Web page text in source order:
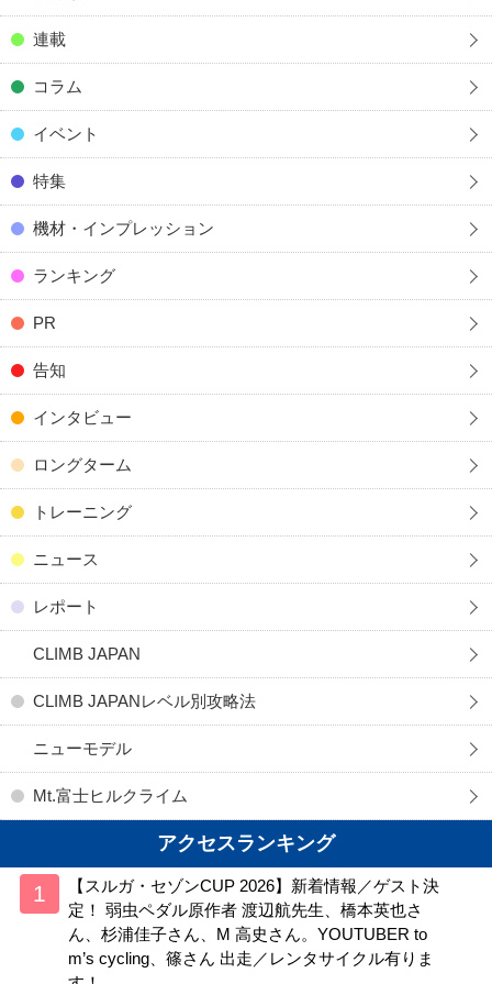
連載
コラム
イベント
特集
機材・インプレッション
ランキング
PR
告知
インタビュー
ロングターム
トレーニング
ニュース
レポート
CLIMB JAPAN
CLIMB JAPANレベル別攻略法
ニューモデル
Mt.富士ヒルクライム
アクセスランキング
【スルガ・セゾンCUP 2026】新着情報／ゲスト決
定！ 弱虫ペダル原作者 渡辺航先生、橋本英也さ
ん、杉浦佳子さん、M 高史さん。YOUTUBER to
m’s cycling、篠さん 出走／レンタサイクル有りま